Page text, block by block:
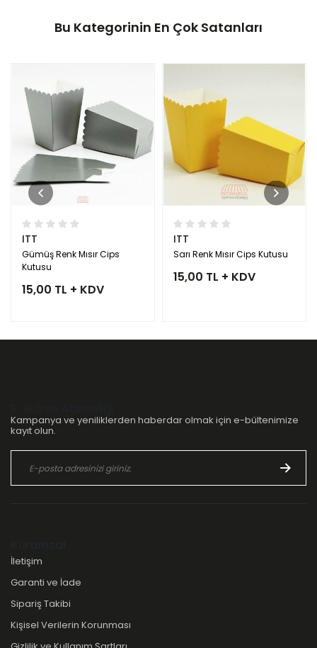
Bu Kategorinin En Çok Satanları
ITT
Gümüş Renk Mısır Cips
Kutusu
15,00 TL + KDV
ITT
Sarı Renk Mısır Cips Kutusu
15,00 TL + KDV
Kampanya ve yeniliklerden haberdar olmak için e-bültenimize
kayıt olun.
İletişim
Garanti ve İade
Sipariş Takibi
Kişisel Verilerin Korunması